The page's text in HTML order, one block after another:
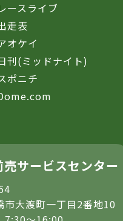
ースライブ
走表
オケイ
刊(ミッドナイト)
ポニチ
サービスセンター
市大渡町一丁目2番地10